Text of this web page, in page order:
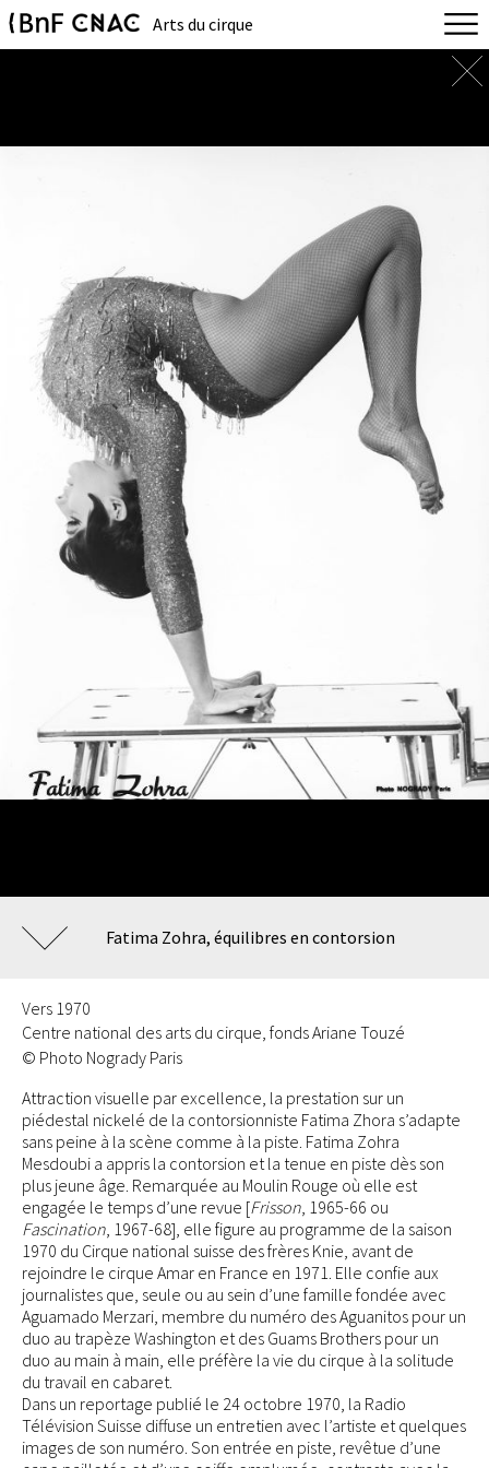
Arts du cirque
Fatima Zohra, équilibres en contorsion
Vers 1970
Centre national des arts du cirque, fonds Ariane Touzé
© Photo Nogrady Paris
Attraction visuelle par excellence, la prestation sur un
piédestal nickelé de la contorsionniste Fatima Zhora s’adapte
sans peine à la scène comme à la piste. Fatima Zohra
Mesdoubi a appris la contorsion et la tenue en piste dès son
plus jeune âge. Remarquée au Moulin Rouge où elle est
engagée le temps d’une revue [Frisson, 1965-66 ou
Fascination, 1967-68], elle figure au programme de la saison
1970 du Cirque national suisse des frères Knie, avant de
rejoindre le cirque Amar en France en 1971. Elle confie aux
journalistes que, seule ou au sein d’une famille fondée avec
Aguamado Merzari, membre du numéro des Aguanitos pour un
duo au trapèze Washington et des Guams Brothers pour un
duo au main à main, elle préfère la vie du cirque à la solitude
du travail en cabaret.
Dans un reportage publié le 24 octobre 1970, la Radio
Télévision Suisse diffuse un entretien avec l’artiste et quelques
images de son numéro. Son entrée en piste, revêtue d’une